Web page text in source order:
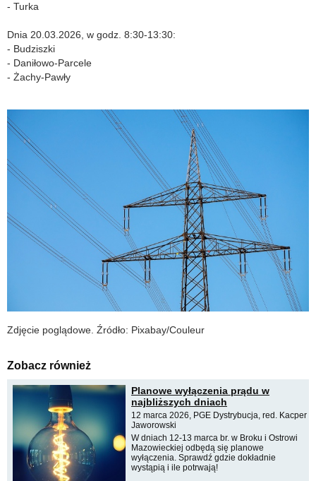
- Turka
Dnia 20.03.2026, w godz. 8:30-13:30:
- Budziszki
- Daniłowo-Parcele
- Żachy-Pawły
Zdjęcie poglądowe. Źródło: Pixabay/Couleur
Zobacz również
Planowe wyłączenia prądu w
najbliższych dniach
12 marca 2026, PGE Dystrybucja, red. Kacper
Jaworowski
W dniach 12-13 marca br. w Broku i Ostrowi
Mazowieckiej odbędą się planowe
wyłączenia. Sprawdź gdzie dokładnie
wystąpią i ile potrwają!